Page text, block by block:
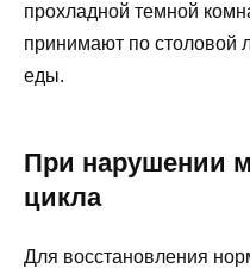
прохладной темной
принимают по столовой
еды.
При нарушении
цикла
Для восстановления